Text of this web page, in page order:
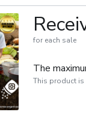
for each sale
The
This product